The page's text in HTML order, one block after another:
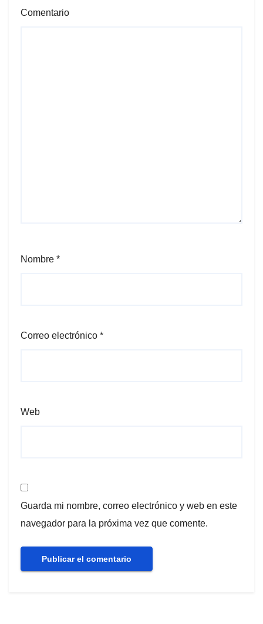
Comentario
Nombre *
Correo electrónico *
Web
Guarda mi nombre, correo electrónico y web en este
navegador para la próxima vez que comente.